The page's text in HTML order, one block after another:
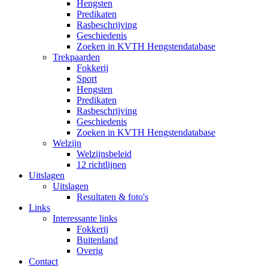
Hengsten
Predikaten
Rasbeschrijving
Geschiedenis
Zoeken in KVTH Hengstendatabase
Trekpaarden
Fokkerij
Sport
Hengsten
Predikaten
Rasbeschrijving
Geschiedenis
Zoeken in KVTH Hengstendatabase
Welzijn
Welzijnsbeleid
12 richtlijnen
Uitslagen
Uitslagen
Resultaten & foto's
Links
Interessante links
Fokkerij
Buitenland
Overig
Contact